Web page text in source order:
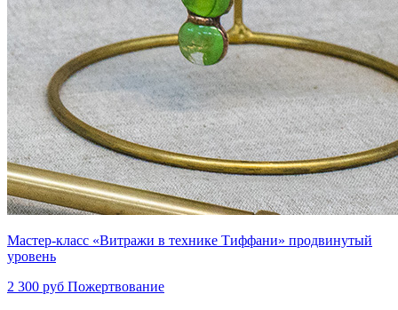
Мастер-класс «Витражи в технике Тиффани» продвинутый
уровень
2 300 руб Пожертвование